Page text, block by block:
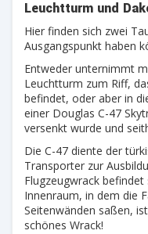
Leuchtturm und
Hier finden sich zwei
Ausgangspunkt haben
Entweder unternimmt
Leuchtturm zum Riff,
befindet, oder aber in
einer Douglas C-47
versenkt wurde und
Die C-47 diente der
Transporter zur
Flugzeugwrack
Innenraum, in dem die
Seitenwänden saßen,
schönes Wrack!